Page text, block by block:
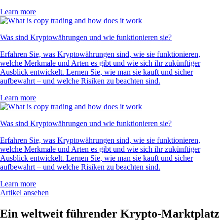
Learn more
Was sind Kryptowährungen und wie funktionieren sie?
Erfahren Sie, was Kryptowährungen sind, wie sie funktionieren,
welche Merkmale und Arten es gibt und wie sich ihr zukünftiger
Ausblick entwickelt. Lernen Sie, wie man sie kauft und sicher
aufbewahrt – und welche Risiken zu beachten sind.
Learn more
Was sind Kryptowährungen und wie funktionieren sie?
Erfahren Sie, was Kryptowährungen sind, wie sie funktionieren,
welche Merkmale und Arten es gibt und wie sich ihr zukünftiger
Ausblick entwickelt. Lernen Sie, wie man sie kauft und sicher
aufbewahrt – und welche Risiken zu beachten sind.
Learn more
Artikel ansehen
Ein weltweit führender Krypto-Marktplatz